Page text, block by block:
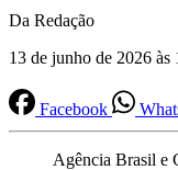
Da Redação
13 de junho de 2026 às
Facebook
Agência Brasil e